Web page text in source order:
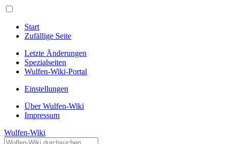
Start
Zufällige Seite
Letzte Änderungen
Spezialseiten
Wulfen-Wiki-Portal
Einstellungen
Über Wulfen-Wiki
Impressum
Wulfen-Wiki